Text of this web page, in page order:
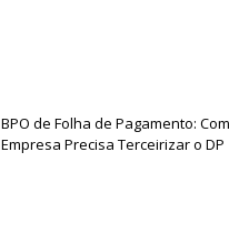
BPO de Folha de Pagamento:
Empresa Precisa Terceirizar o DP